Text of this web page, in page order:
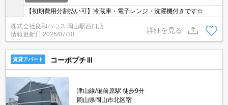
【初期費用分割払い可】冷蔵庫・電子レンジ・洗濯機付きです☆
株式会社良和ハウス 岡山駅西口店
情報更新日 2026/07/30
詳細を見る
賃貸アパート コーポプチⅢ
津山線/備前原駅 徒歩9分
岡山県岡山市北区宿